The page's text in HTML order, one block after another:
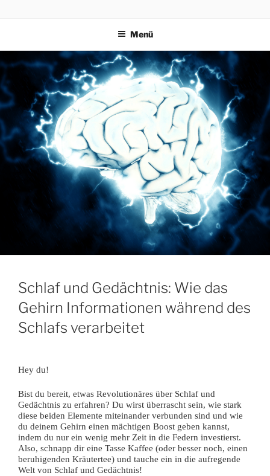
Menü
Schlaf und Gedächtnis: Wie das
Gehirn Informationen während des
Schlafs verarbeitet
Hey du!
Bist du bereit, etwas Revolutionäres über Schlaf und
Gedächtnis zu erfahren? Du wirst überrascht sein, wie stark
diese beiden Elemente miteinander verbunden sind und wie
du deinem Gehirn einen mächtigen Boost geben kannst,
indem du nur ein wenig mehr Zeit in die Federn investierst.
Also, schnapp dir eine Tasse Kaffee (oder besser noch, einen
beruhigenden Kräutertee) und tauche ein in die aufregende
Welt von Schlaf und Gedächtnis!